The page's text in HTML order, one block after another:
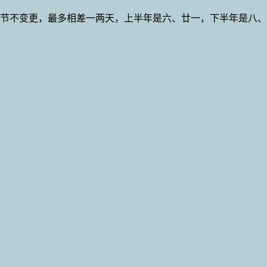
不变更，最多相差一两天，上半年是六、廿一，下半年是八